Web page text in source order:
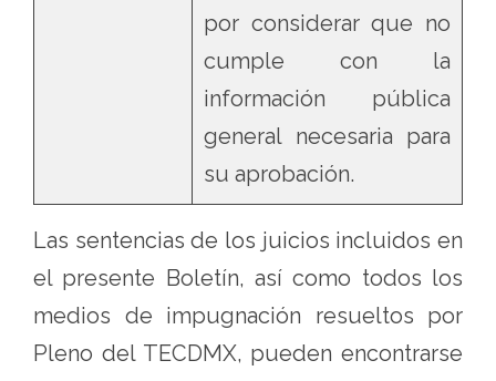
por considerar que no
cumple con la
información pública
general necesaria para
su aprobación.
Las sentencias de los juicios incluidos en
el presente Boletín, así como todos los
medios de impugnación resueltos por
Pleno del TECDMX, pueden encontrarse